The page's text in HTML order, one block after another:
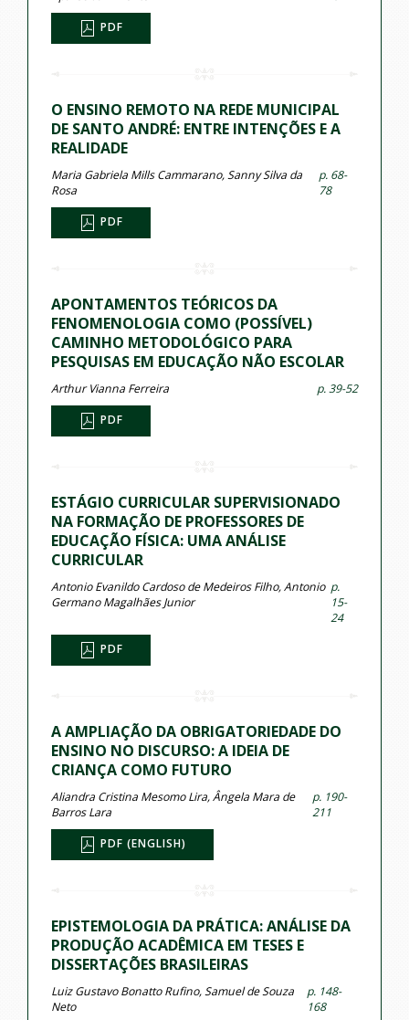
PDF
O ENSINO REMOTO NA REDE MUNICIPAL
DE SANTO ANDRÉ: ENTRE INTENÇÕES E A
REALIDADE
Maria Gabriela Mills Cammarano, Sanny Silva da
Rosa
p. 68-
78
PDF
APONTAMENTOS TEÓRICOS DA
FENOMENOLOGIA COMO (POSSÍVEL)
CAMINHO METODOLÓGICO PARA
PESQUISAS EM EDUCAÇÃO NÃO ESCOLAR
Arthur Vianna Ferreira p. 39-52
PDF
ESTÁGIO CURRICULAR SUPERVISIONADO
NA FORMAÇÃO DE PROFESSORES DE
EDUCAÇÃO FÍSICA: UMA ANÁLISE
CURRICULAR
Antonio Evanildo Cardoso de Medeiros Filho, Antonio
Germano Magalhães Junior
p.
15-
24
PDF
A AMPLIAÇÃO DA OBRIGATORIEDADE DO
ENSINO NO DISCURSO: A IDEIA DE
CRIANÇA COMO FUTURO
Aliandra Cristina Mesomo Lira, Ângela Mara de
Barros Lara
p. 190-
211
PDF (ENGLISH)
EPISTEMOLOGIA DA PRÁTICA: ANÁLISE DA
PRODUÇÃO ACADÊMICA EM TESES E
DISSERTAÇÕES BRASILEIRAS
Luiz Gustavo Bonatto Rufino, Samuel de Souza
Neto
p. 148-
168